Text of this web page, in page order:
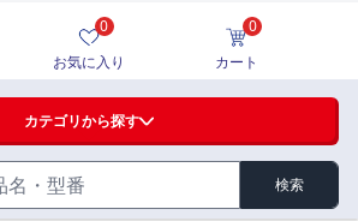
取手・つまみ・周辺機器
カテゴリから探す
検索
0
お気に入り
0
カート